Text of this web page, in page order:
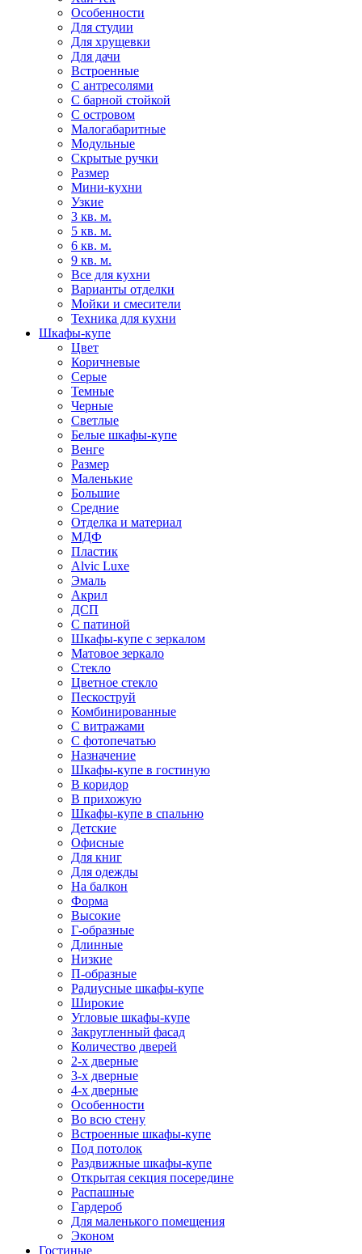
Особенности
Для студии
Для хрущевки
Для дачи
Встроенные
С антресолями
С барной стойкой
С островом
Малогабаритные
Модульные
Скрытые ручки
Размер
Мини-кухни
Узкие
3 кв. м.
5 кв. м.
6 кв. м.
9 кв. м.
Все для кухни
Варианты отделки
Мойки и смесители
Техника для кухни
Шкафы-купе
Цвет
Коричневые
Серые
Темные
Черные
Светлые
Белые шкафы-купе
Венге
Размер
Маленькие
Большие
Средние
Отделка и материал
МДФ
Пластик
Alvic Luxe
Эмаль
Акрил
ДСП
С патиной
Шкафы-купе с зеркалом
Матовое зеркало
Стекло
Цветное стекло
Пескоструй
Комбинированные
С витражами
С фотопечатью
Назначение
Шкафы-купе в гостиную
В коридор
В прихожую
Шкафы-купе в спальню
Детские
Офисные
Для книг
Для одежды
На балкон
Форма
Высокие
Г-образные
Длинные
Низкие
П-образные
Радиусные шкафы-купе
Широкие
Угловые шкафы-купе
Закругленный фасад
Количество дверей
2-х дверные
3-х дверные
4-х дверные
Особенности
Во всю стену
Встроенные шкафы-купе
Под потолок
Раздвижные шкафы-купе
Открытая секция посередине
Распашные
Гардероб
Для маленького помещения
Эконом
Гостиные